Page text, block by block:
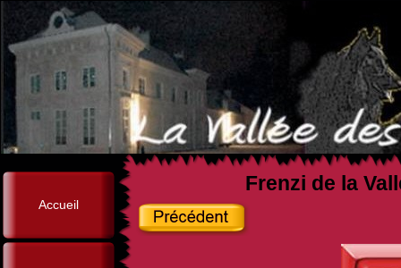
Accueil
Frenzi de la